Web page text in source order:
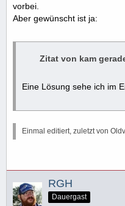
vorbei.
Aber gewünscht ist ja:
Zitat von kam
Eine Lösung sehe ich im
Einmal editiert, zuletzt von
RGH
Dauergast